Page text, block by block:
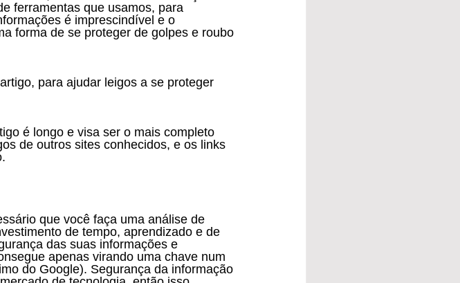
ferramentas que usamos, para
é imprescindível e o
forma de se proteger de golpes e roubo
de outros sites conhecidos, e os links
de tempo, aprendizado e de
das suas informações e
apenas virando uma chave num
do Google). Segurança da informação